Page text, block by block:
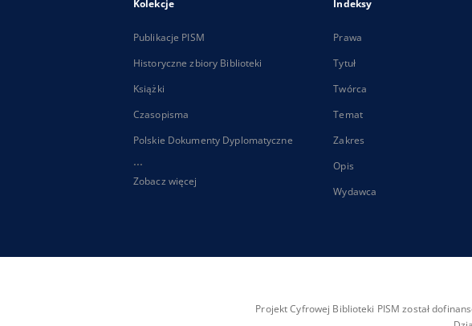
Kolekcje
Publikacje PISM
Historyczne zbiory Biblioteki
Książki
Czasopisma
Polskie Dokumenty Dyplomatyczne
...
Zobacz więcej
Indeksy
Prawa
Tytuł
Twórca
Temat
Zakres
Opis
Wydawca
Projekt Cyfrowej Biblioteki PISM został